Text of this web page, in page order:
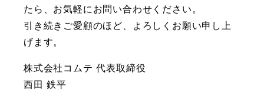
たら、お気軽にお問い合わせください。
引き続きご愛顧のほど、よろしくお願い申し上
げます。
株式会社コムテ 代表取締役
西田 鉄平